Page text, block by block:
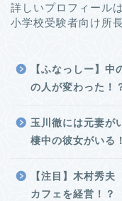
詳しいプロフィールは
小学校受験者向け所
【ふなっしー】
の人が変わった！
玉川徹には元妻が
棲中の彼女がいる
【注目】木村秀
カフェを経営！？